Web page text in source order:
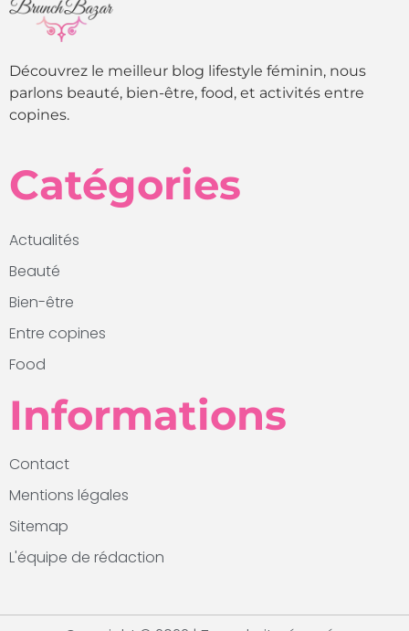
Découvrez le meilleur blog lifestyle féminin, nous
parlons beauté, bien-être, food, et activités entre
copines.
Catégories
Actualités
Beauté
Bien-être
Entre copines
Food
Informations
Contact
Mentions légales
Sitemap
L'équipe de rédaction